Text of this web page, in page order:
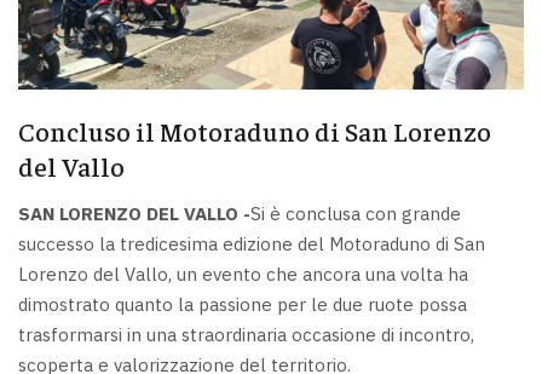
Concluso il Motoraduno di San Lorenzo
del Vallo
SAN LORENZO DEL VALLO -Si è conclusa con grande
successo la tredicesima edizione del Motoraduno di San
Lorenzo del Vallo, un evento che ancora una volta ha
dimostrato quanto la passione per le due ruote possa
trasformarsi in una straordinaria occasione di incontro,
scoperta e valorizzazione del territorio.